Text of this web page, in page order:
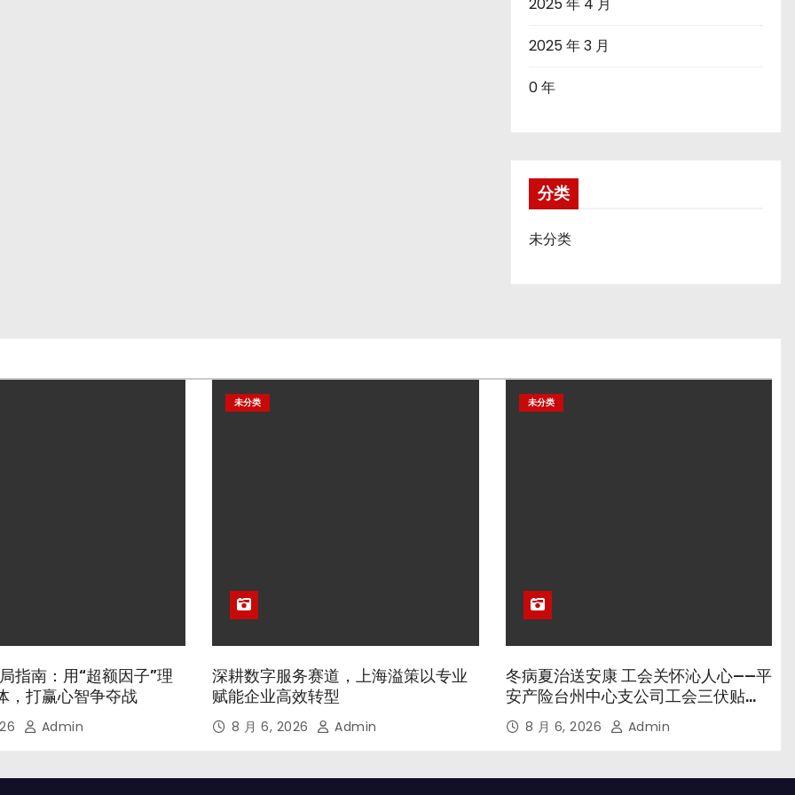
2025 年 3 月
0 年
分类
未分类
指南：用“超额因子”理
，打赢心智争夺战
Admin
未分类
深耕数字服务赛道，上海溢策以专业
赋能企业高效转型
8 月 6, 2026 Admin
未分类
冬病夏治送安康 工会关怀沁人心——平
安产险台州中心支公司工会三伏贴养
生专场暖心开诊
8 月 6, 2026 Admin